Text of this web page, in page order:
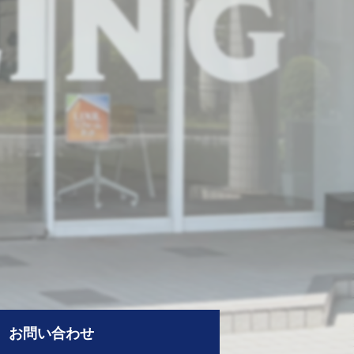
お問い合わせ